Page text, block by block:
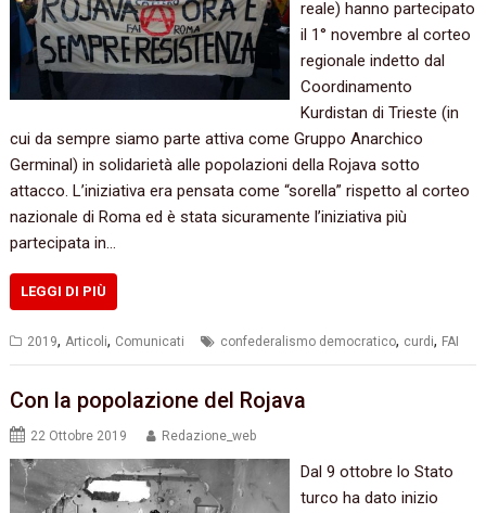
reale) hanno partecipato
il 1° novembre al corteo
regionale indetto dal
Coordinamento
Kurdistan di Trieste (in
cui da sempre siamo parte attiva come Gruppo Anarchico
Germinal) in solidarietà alle popolazioni della Rojava sotto
attacco. L’iniziativa era pensata come “sorella” rispetto al corteo
nazionale di Roma ed è stata sicuramente l’iniziativa più
partecipata in…
LEGGI DI PIÙ
2019, Articoli, Comunicati confederalismo democratico, curdi, FAI
Con la popolazione del Rojava
22 Ottobre 2019 Redazione_web
Dal 9 ottobre lo Stato
turco ha dato inizio